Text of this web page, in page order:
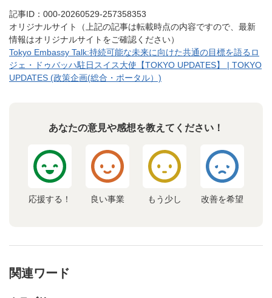
記事ID：000-20260529-257358353
オリジナルサイト（上記の記事は転載時点の内容ですので、最新
情報はオリジナルサイトをご確認ください）
Tokyo Embassy Talk:持続可能な未来に向けた共通の目標を語るロ
ジェ・ドゥバッハ駐日スイス大使【TOKYO UPDATES】 | TOKYO
UPDATES (政策企画(総合・ポータル）)
あなたの意見や感想を教えてください！
応援する！ 良い事業 もう少し 改善を希望
関連ワード